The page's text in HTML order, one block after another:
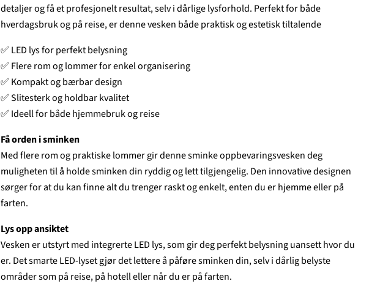
detaljer og få et profesjonelt resultat, selv i dårlige lysforhold. Perfekt for både
hverdagsbruk og på reise, er denne vesken både praktisk og estetisk tiltalende
✅ LED lys for perfekt belysning
✅ Flere rom og lommer for enkel organisering
✅ Kompakt og bærbar design
✅ Slitesterk og holdbar kvalitet
✅ Ideell for både hjemmebruk og reise
Få orden i sminken
Med flere rom og praktiske lommer gir denne sminke oppbevaringsvesken deg
muligheten til å holde sminken din ryddig og lett tilgjengelig. Den innovative designen
sørger for at du kan finne alt du trenger raskt og enkelt, enten du er hjemme eller på
farten.
Lys opp ansiktet
Vesken er utstyrt med integrerte LED lys, som gir deg perfekt belysning uansett hvor du
er. Det smarte LED-lyset gjør det lettere å påføre sminken din, selv i dårlig belyste
områder som på reise, på hotell eller når du er på farten.